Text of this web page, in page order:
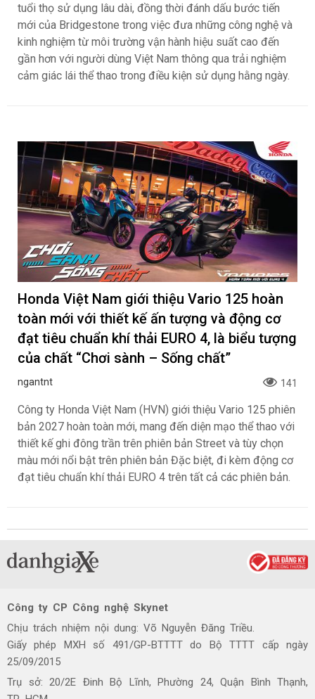
tuổi thọ sử dụng lâu dài, đồng thời đánh dấu bước tiến
mới của Bridgestone trong việc đưa những công nghệ và
kinh nghiệm từ môi trường vận hành hiệu suất cao đến
gần hơn với người dùng Việt Nam thông qua trải nghiệm
cảm giác lái thể thao trong điều kiện sử dụng hằng ngày.
Honda Việt Nam giới thiệu Vario 125 hoàn
toàn mới với thiết kế ấn tượng và động cơ
đạt tiêu chuẩn khí thải EURO 4, là biểu tượng
của chất “Chơi sành – Sống chất”
ngantnt 141
Công ty Honda Việt Nam (HVN) giới thiệu Vario 125 phiên
bản 2027 hoàn toàn mới, mang đến diện mạo thể thao với
thiết kế ghi đông trần trên phiên bản Street và tùy chọn
màu mới nổi bật trên phiên bản Đặc biệt, đi kèm động cơ
đạt tiêu chuẩn khí thải EURO 4 trên tất cả các phiên bản.
Công ty CP Công nghệ Skynet
Chịu trách nhiệm nội dung: Võ Nguyễn Đăng Triều.
Giấy phép MXH số 491/GP-BTTTT do Bộ TTTT cấp ngày
25/09/2015
Trụ sở: 20/2E Đinh Bộ Lĩnh, Phường 24, Quận Bình Thạnh,